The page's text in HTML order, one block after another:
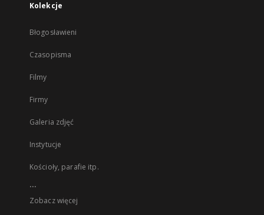
Kolekcje
Błogosławieni
Czasopisma
Filmy
Firmy
Galeria zdjęć
Instytucje
Kościoły, parafie itp.
...
Zobacz więcej